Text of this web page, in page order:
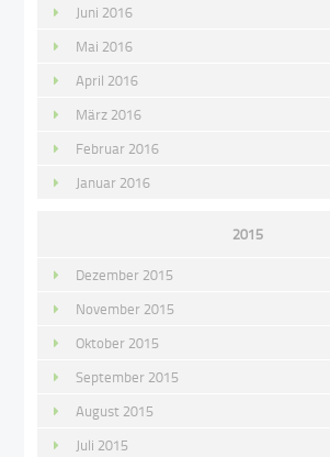
Juni 2016
Mai 2016
April 2016
März 2016
Februar 2016
Januar 2016
2015
Dezember 2015
November 2015
Oktober 2015
September 2015
August 2015
Juli 2015